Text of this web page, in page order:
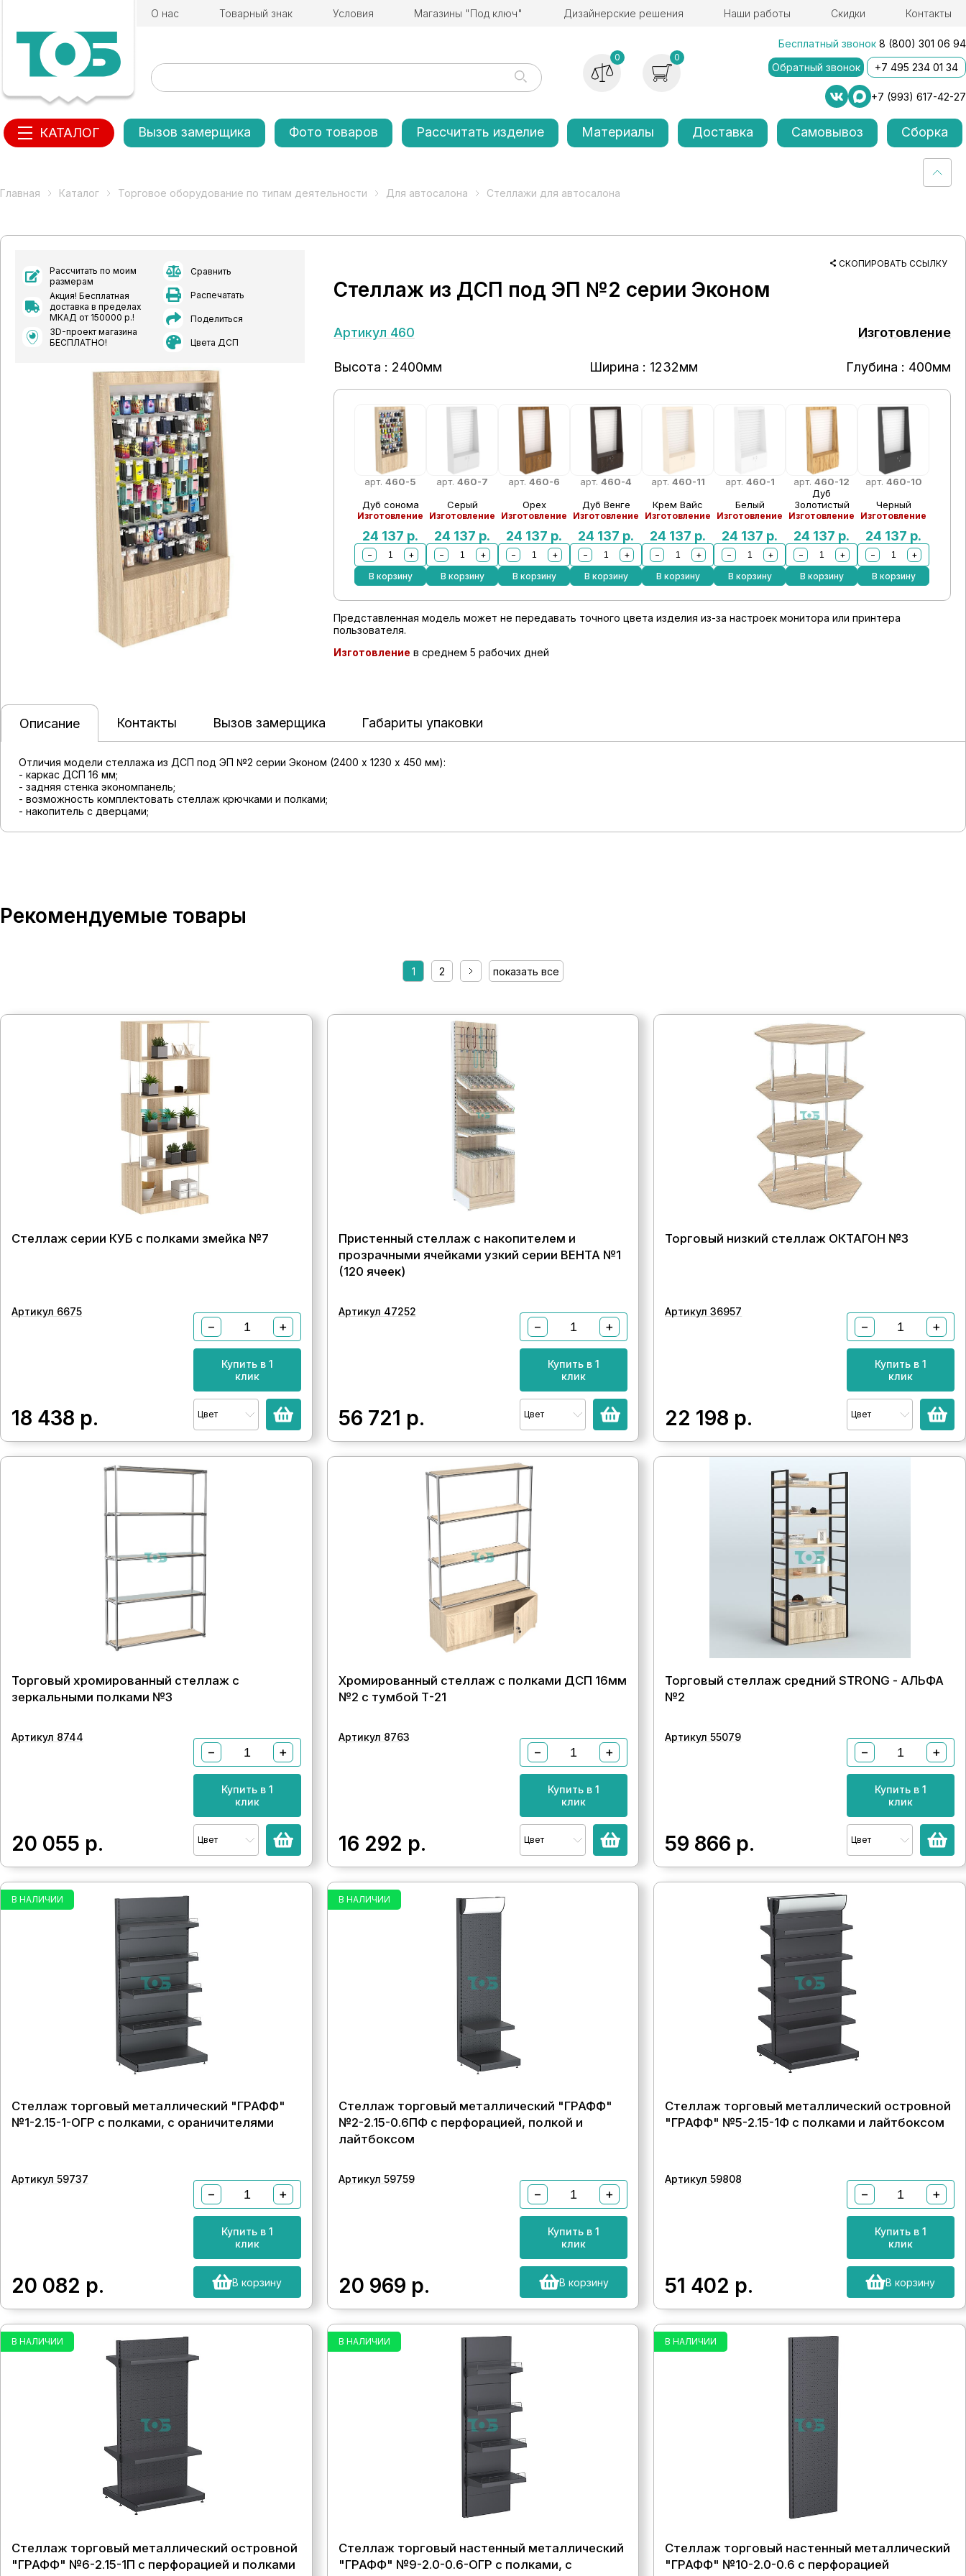
О нас Товарный знак Условия Магазины "Под ключ" Дизайнерские решения Наши работы Скидки Контакты
0 0
Бесплатный звонок 8 (800) 301 06 94
Обратный звонок
+7 495 234 01 34
+7 (993) 617-42-27
КАТАЛОГ Вызов замерщика Фото товаров Рассчитать изделие Материалы Доставка Самовывоз Сборка
Главная Каталог Торговое оборудование по типам деятельности Для автосалона Стеллажи для автосалона
Рассчитать по моим
размерам
Акция! Бесплатная
доставка в пределах
МКАД от 150000 р.!
3D-проект магазина
БЕСПЛАТНО!
Сравнить
Распечатать
Поделиться
Цвета ДСП
СКОПИРОВАТЬ ССЫЛКУ
Стеллаж из ДСП под ЭП №2 серии Эконом
Артикул 460 Изготовление
Высота : 2400мм Ширина : 1232мм Глубина : 400мм
арт.460-5
Дуб сонома
Изготовление
24 137 р.
−
+
В корзину
арт.460-7
Серый
Изготовление
24 137 р.
−
+
В корзину
арт.460-6
Орех
Изготовление
24 137 р.
−
+
В корзину
арт.460-4
Дуб Венге
Изготовление
24 137 р.
−
+
В корзину
арт. 460-11
Крем Вайс
Изготовление
24 137 р.
−
+
В корзину
арт. 460-1
Белый
Изготовление
24 137 р.
−
+
В корзину
арт.460-12
Дуб
Золотистый
Изготовление
24 137 р.
−
+
В корзину
арт. 460-10
Черный
Изготовление
24 137 р.
−
+
В корзину
Представленная модель может не передавать точного цвета изделия из-за настроек монитора или принтера
пользователя.
Изготовление в среднем 5 рабочих дней
Описание Контакты Вызов замерщика Габариты упаковки
Отличия модели стеллажа из ДСП под ЭП №2 серии Эконом (2400 х 1230 х 450 мм):
- каркас ДСП 16 мм;
- задняя стенка экономпанель;
- возможность комплектовать стеллаж крючками и полками;
- накопитель с дверцами;
Рекомендуемые товары
1 2 показать все
Стеллаж серии КУБ с полками змейка №7
Артикул 6675
18 438 р.
− +
Купить в 1
клик
Цвет
Пристенный стеллаж с накопителем и
прозрачными ячейками узкий серии ВЕНТА №1
(120 ячеек)
Артикул 47252
56 721 р.
− +
Купить в 1
клик
Цвет
Торговый низкий стеллаж ОКТАГОН №3
Артикул 36957
22 198 р.
− +
Купить в 1
клик
Цвет
Торговый хромированный стеллаж с
зеркальными полками №3
Артикул 8744
20 055 р.
− +
Купить в 1
клик
Цвет
Хромированный стеллаж с полками ДСП 16мм
№2 с тумбой Т-21
Артикул 8763
16 292 р.
− +
Купить в 1
клик
Цвет
Торговый стеллаж средний STRONG - АЛЬФА
№2
Артикул 55079
59 866 р.
− +
Купить в 1
клик
Цвет
В НАЛИЧИИ
Стеллаж торговый металлический "ГРАФФ"
№1-2.15-1-ОГР с полками, с ораничителями
Артикул 59737
20 082 р.
− +
Купить в 1
клик
В корзину
В НАЛИЧИИ
Стеллаж торговый металлический "ГРАФФ"
№2-2.15-0.6ПФ с перфорацией, полкой и
лайтбоксом
Артикул 59759
20 969 р.
− +
Купить в 1
клик
В корзину
Стеллаж торговый металлический островной
"ГРАФФ" №5-2.15-1Ф с полками и лайтбоксом
Артикул 59808
51 402 р.
− +
Купить в 1
клик
В корзину
В НАЛИЧИИ
Стеллаж торговый металлический островной
"ГРАФФ" №6-2.15-1П с перфорацией и полками
В НАЛИЧИИ
Стеллаж торговый настенный металлический
"ГРАФФ" №9-2.0-0.6-ОГР с полками, с
В НАЛИЧИИ
Стеллаж торговый настенный металлический
"ГРАФФ" №10-2.0-0.6 с перфорацией